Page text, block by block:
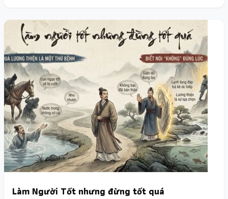
Làm Người Tốt nhưng đừng tốt quá